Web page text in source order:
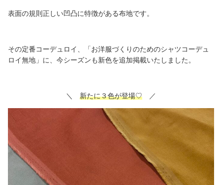
表面の規則正しい凹凸に特徴がある布地です。
その定番コーデュロイ、「お洋服づくりのためのシャツコーデュ
ロイ無地」に、今シーズンも新色を追加掲載いたしました。
＼ 新たに３色が登場♡ ／